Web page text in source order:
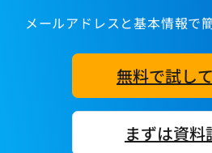
メールアドレスと基本情報で
無料で試し
まずは資料